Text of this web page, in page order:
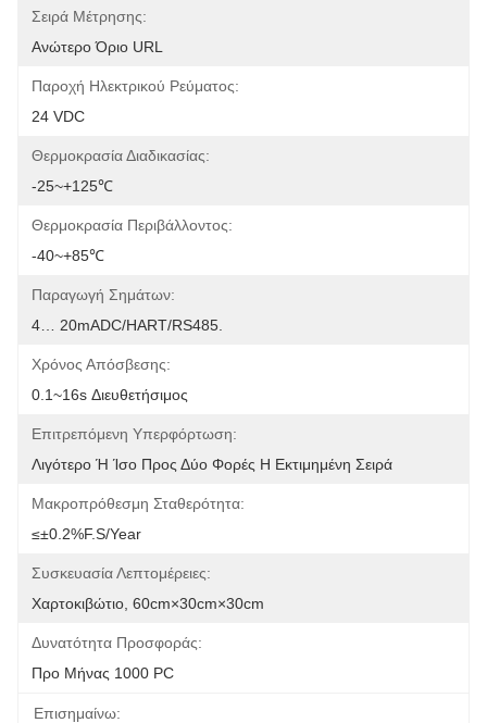
Σειρά Μέτρησης:
Ανώτερο Όριο URL
Παροχή Ηλεκτρικού Ρεύματος:
24 VDC
Θερμοκρασία Διαδικασίας:
-25~+125℃
Θερμοκρασία Περιβάλλοντος:
-40~+85℃
Παραγωγή Σημάτων:
4… 20mADC/HART/RS485.
Χρόνος Απόσβεσης:
0.1~16s Διευθετήσιμος
Επιτρεπόμενη Υπερφόρτωση:
Λιγότερο Ή Ίσο Προς Δύο Φορές Η Εκτιμημένη Σειρά
Μακροπρόθεσμη Σταθερότητα:
≤±0.2%F.S/year
Συσκευασία Λεπτομέρειες:
Χαρτοκιβώτιο, 60cm×30cm×30cm
Δυνατότητα Προσφοράς:
Προ Μήνας 1000 PC
Επισημαίνω: